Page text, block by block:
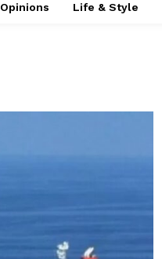
Opinions Life & Style